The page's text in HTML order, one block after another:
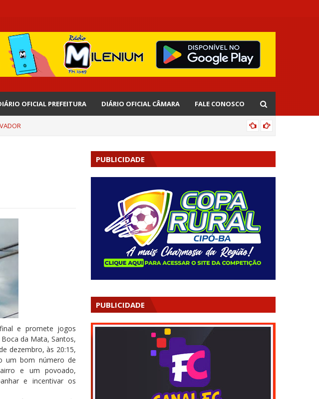
OFICIAL PREFEITURA DIÁRIO OFICIAL CÂMARA FALE CONOSCO
e promete jogos
da Mata, Santos,
dezembro, às 20:15,
um bom número de
e um povoado,
e incentivar os
PUBLICIDADE
PUBLICIDADE